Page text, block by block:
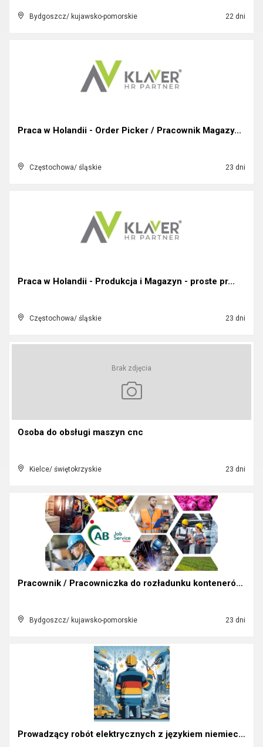
Bydgoszcz/ kujawsko-pomorskie 22 dni
Praca w Holandii - Order Picker / Pracownik Magazy...
Częstochowa/ śląskie 23 dni
Praca w Holandii - Produkcja i Magazyn - proste pr...
Częstochowa/ śląskie 23 dni
Brak zdjęcia
Osoba do obsługi maszyn cnc
Kielce/ świętokrzyskie 23 dni
Pracownik / Pracowniczka do rozładunku kontenerów ...
Bydgoszcz/ kujawsko-pomorskie 23 dni
Prowadzący robót elektrycznych z językiem niemieck...